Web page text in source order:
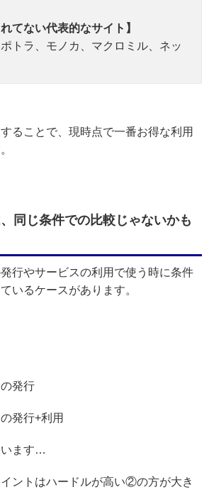
てない代表的なサイト】
トラ、モノカ、マクロミル、ネッ
ることで、現時点で一番お得な利用
同じ条件での比較じゃないかも
行やサービスの利用で使う時に条件
いるケースがあります。
発行
発行+利用
います…
ントはハードルが高い②の方が大き